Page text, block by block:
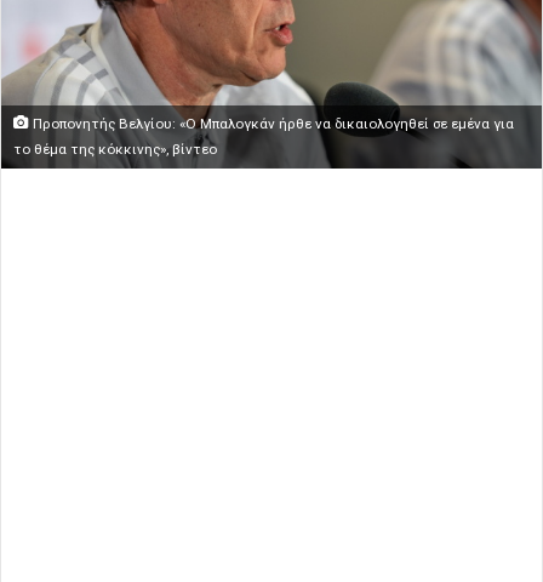
Προπονητής Βελγίου: «Ο Μπαλογκάν ήρθε να δικαιολογηθεί σε εμένα για
το θέμα της κόκκινης», βίντεο